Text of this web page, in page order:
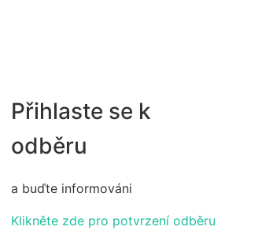
Přihlaste se k
odběru
a buďte informováni
Klikněte zde pro potvrzení odběru